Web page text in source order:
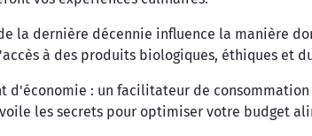
la dernière décennie influence la manière
à des produits biologiques, éthiques et
: un facilitateur de
les secrets pour optimiser votre budget